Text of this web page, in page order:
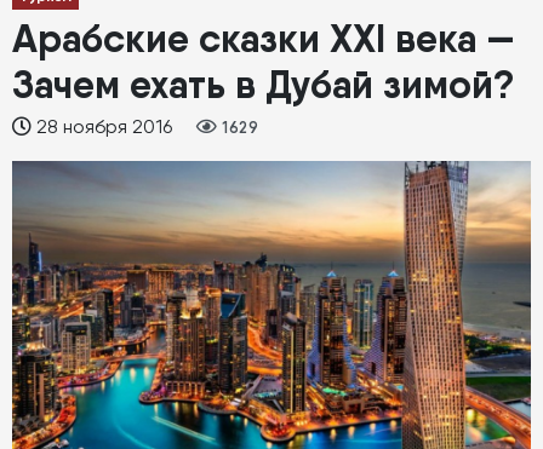
Арабские сказки XXI века —
Зачем ехать в Дубай зимой?
28 ноября 2016 1629